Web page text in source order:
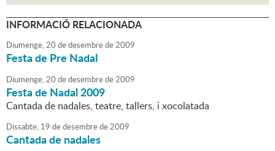
INFORMACIÓ RELACIONADA
Diumenge,20 dedesembrede2009
Festa de Pre Nadal
Diumenge,20 dedesembrede2009
Festa de Nadal 2009
Cantada de nadales, teatre, tallers, i xocolatada
Dissabte, 19 dedesembrede2009
Cantada de nadales